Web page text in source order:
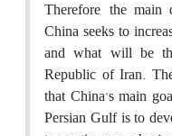
Therefore, the
China seeks to
and what will be
Republic of Iran.
that China's main
Persian Gulf is to